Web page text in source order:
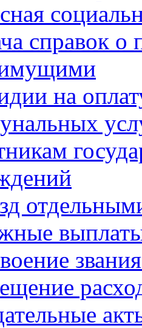
справок о
на